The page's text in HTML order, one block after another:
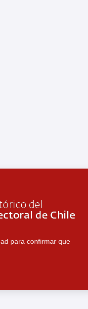
para confirmar que